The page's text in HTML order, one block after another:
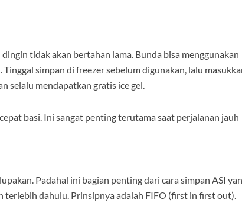
tidak akan bertahan lama. Bunda bisa menggunakan
simpan di freezer sebelum digunakan, lalu
selalu mendapatkan gratis ice gel.
basi. Ini sangat penting terutama saat perjalanan jauh
Padahal ini bagian penting dari cara simpan ASI
terlebih dahulu. Prinsipnya adalah FIFO (first in first out).